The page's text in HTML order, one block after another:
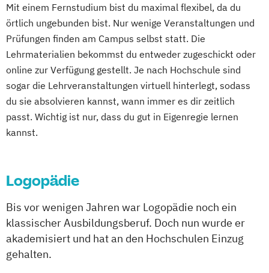
Digital Health Management
Ernährungswissenschaften
Gesundheitspsychologie
Gesundheitspsychologie im Online-
Abendstudium
Lebensmittelmanagement und -
technologie
Pflege
Praxis- und Versorgungsmanagement
Soziale Arbeit
Soziale Arbeit im Online-Abendstudium
Mit einem Fernstudium bist du maximal flexibel, da du
örtlich ungebunden bist. Nur wenige Veranstaltungen und
Prüfungen finden am Campus selbst statt. Die
Lehrmaterialien bekommst du entweder zugeschickt oder
online zur Verfügung gestellt. Je nach Hochschule sind
sogar die Lehrveranstaltungen virtuell hinterlegt, sodass
du sie absolvieren kannst, wann immer es dir zeitlich
passt. Wichtig ist nur, dass du gut in Eigenregie lernen
kannst.
Logopädie
Bis vor wenigen Jahren war Logopädie noch ein
klassischer Ausbildungsberuf. Doch nun wurde er
akademisiert und hat an den Hochschulen Einzug
gehalten.